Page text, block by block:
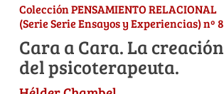
Colección PENSAMIENTO RELACIONAL
(Serie Serie Ensayos y Experiencias) nº 8
Cara a Cara. La creación
del psicoterapeuta.